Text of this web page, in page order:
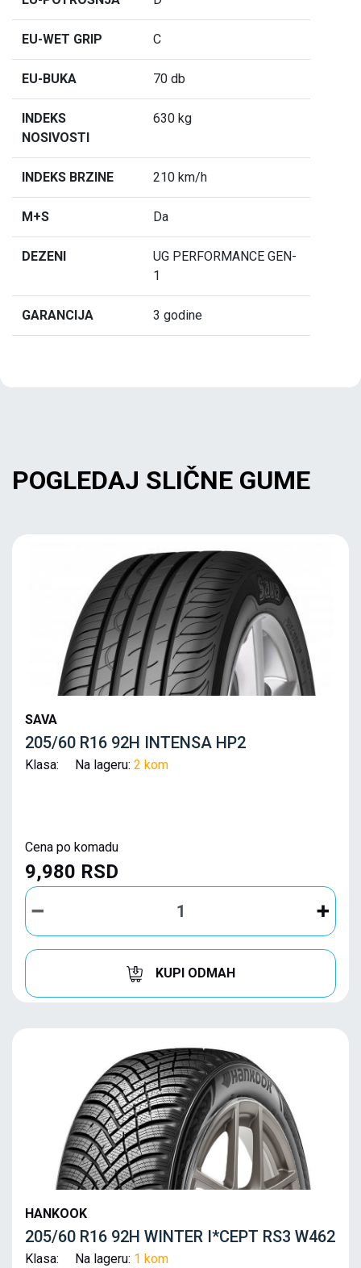
EU-WET GRIP C
EU-BUKA 70 db
INDEKS
NOSIVOSTI
630 kg
INDEKS BRZINE 210 km/h
M+S Da
DEZENI
UG PERFORMANCE GEN-
1
GARANCIJA 3 godine
POGLEDAJ SLIČNE GUME
SAVA
205/60 R16 92H INTENSA HP2
Klasa: Na lageru: 2 kom
Cena po komadu
9,980 RSD
KUPI ODMAH
HANKOOK
205/60 R16 92H WINTER I*CEPT RS3 W462
Klasa: Na lageru: 1 kom